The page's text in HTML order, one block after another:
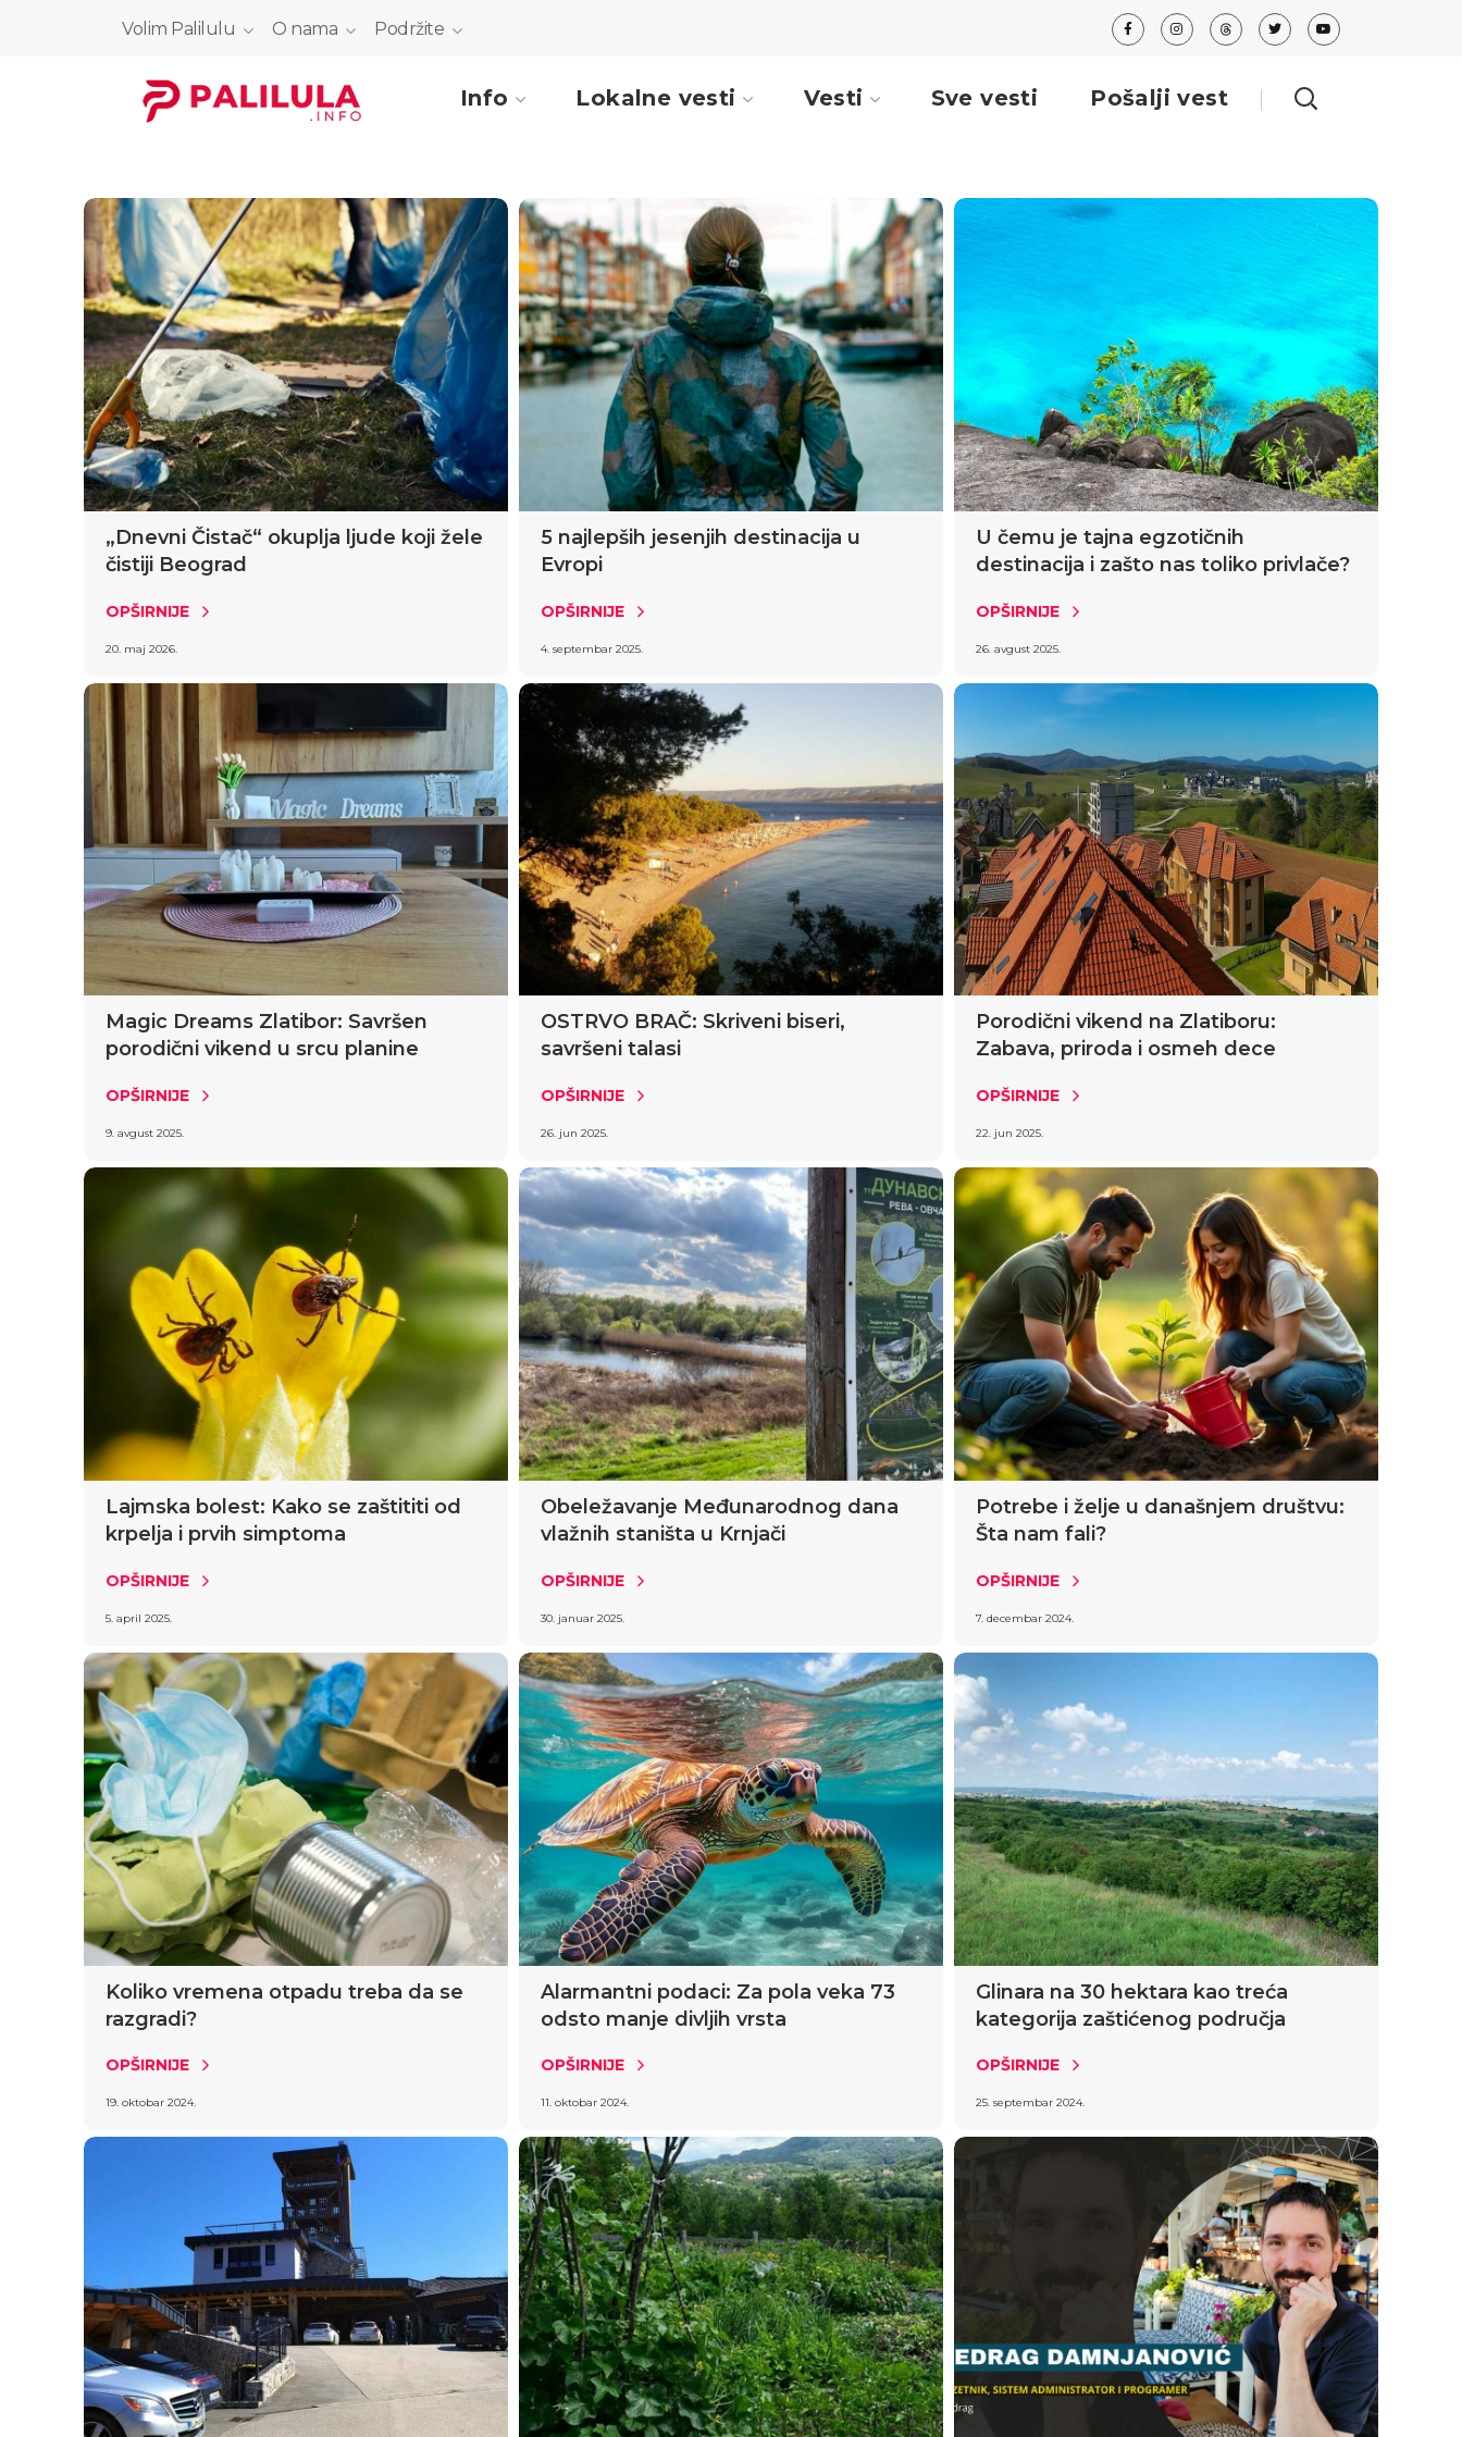
Volim Palilulu O nama Podržite
Info Lokalne vesti Vesti Sve vesti Pošalji vest
„Dnevni Čistač“ okuplja ljude koji žele
čistiji Beograd
OPŠIRNIJE
20. maj 2026.
5 najlepših jesenjih destinacija u
Evropi
OPŠIRNIJE
4. septembar 2025.
U čemu je tajna egzotičnih
destinacija i zašto nas toliko privlače?
OPŠIRNIJE
26. avgust 2025.
Magic Dreams Zlatibor: Savršen
porodični vikend u srcu planine
OPŠIRNIJE
9. avgust 2025.
OSTRVO BRAČ: Skriveni biseri,
savršeni talasi
OPŠIRNIJE
26. jun 2025.
Porodični vikend na Zlatiboru:
Zabava, priroda i osmeh dece
OPŠIRNIJE
22. jun 2025.
Lajmska bolest: Kako se zaštititi od
krpelja i prvih simptoma
OPŠIRNIJE
5. april 2025.
Obeležavanje Međunarodnog dana
vlažnih staništa u Krnjači
OPŠIRNIJE
30. januar 2025.
Potrebe i želje u današnjem društvu:
Šta nam fali?
OPŠIRNIJE
7. decembar 2024.
Koliko vremena otpadu treba da se
razgradi?
OPŠIRNIJE
19. oktobar 2024.
Alarmantni podaci: Za pola veka 73
odsto manje divljih vrsta
OPŠIRNIJE
11. oktobar 2024.
Glinara na 30 hektara kao treća
kategorija zaštićenog područja
OPŠIRNIJE
25. septembar 2024.